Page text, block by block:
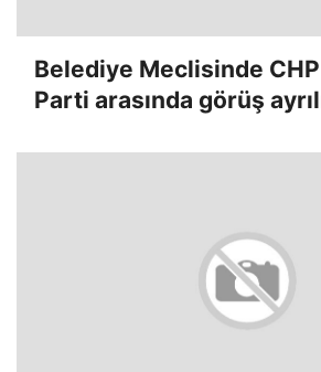
Belediye Meclisinde
Parti arasında görüş